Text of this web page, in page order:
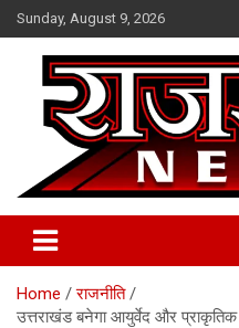
Skip
to
content
Sunday, August 9, 2026
Raj Satta
Home
राजनीति
उत्तराखंड बनेगा आयुर्वेद और